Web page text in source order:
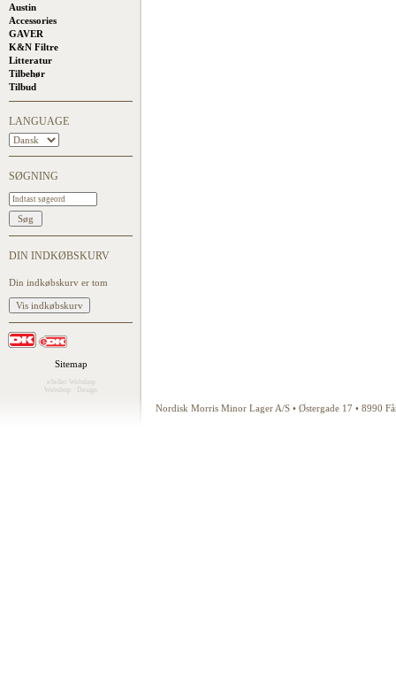
Austin
Accessories
GAVER
K&N Filtre
Litteratur
Tilbehør
Tilbud
LANGUAGE
SØGNING
DIN INDKØBSKURV
Din indkøbskurv er tom
Sitemap
eSeller Webshop
Webshop
Design
Nordisk Morris Minor Lager A/S • Østergade 17 • 8990